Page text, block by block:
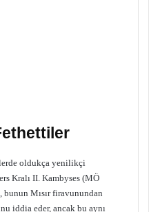
oldukça yenilikçi
Kralı II. Kambyses (MÖ
bunun Mısır firavunundan
iddia eder, ancak bu aynı